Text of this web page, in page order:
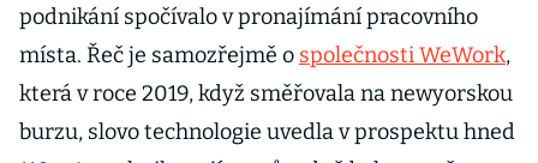
podnikání spočívalo v pronajímání pracovního
místa. Řeč je samozřejmě o společnosti WeWork,
která v roce 2019, když směřovala na newyorskou
burzu, slovo technologie uvedla v prospektu hned